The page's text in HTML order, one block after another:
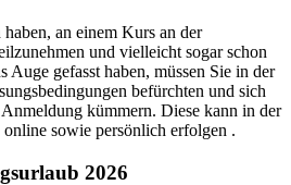
an einem Kurs an der
und vielleicht sogar schon
Auge gefasst haben, müssen Sie in der
befürchten und sich
kümmern. Diese kann in der
sowie persönlich erfolgen .
2026